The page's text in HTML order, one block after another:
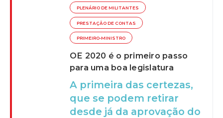
PLENÁRIO DE MILITANTES
PRESTAÇÃO DE CONTAS
PRIMEIRO-MINISTRO
OE 2020 é o primeiro passo
para uma boa legislatura
A primeira das certezas,
que se podem retirar
desde já da aprovação do